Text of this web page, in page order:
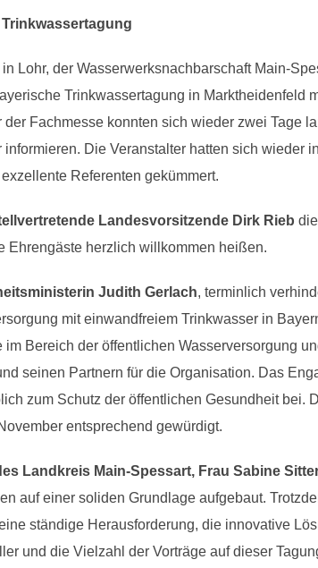
Lohr, der Wasserwerksnachbarschaft Main-
Trinkwassertagung in Marktheidenfeld
Fachmesse konnten sich wieder zwei Tage
Die Veranstalter hatten sich wieder
Referenten gekümmert.
Landesvorsitzende Dirk Rieb
Ehrengäste herzlich willkommen heißen.
Judith Gerlach, terminlich
mit einwandfreiem Trinkwasser in
Bereich der öffentlichen Wasserversorgung
seinen Partnern für die Organisation. Das
zum Schutz der öffentlichen Gesundheit bei.
entsprechend gewürdigt.
Landkreis Main-Spessart, Frau Sabine
auf einer soliden Grundlage aufgebaut.
ständige Herausforderung, die innovative
und die Vielzahl der Vorträge auf dieser